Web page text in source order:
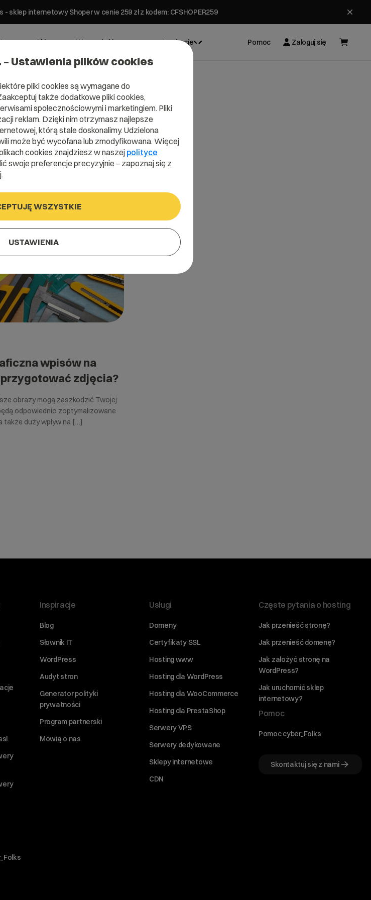
sklep internetowy Shoper w cenie 259 zł z kodem: CFSHOPER259
Sklepy Wsparcie biznesowe Inspiracje Pomoc Zaloguj się
wpisów na
przygotować zdjęcia?
obrazy mogą zaszkodzić Twojej
odpowiednio zoptymalizowane
także duży wpływ na […]
Inspiracje
Blog
Słownik IT
WordPress
Audyt stron
Generator polityki
prywatności
Program partnerski
Mówią o nas
Usługi
Domeny
Certyfikaty SSL
Hosting www
Hosting dla WordPress
Hosting dla WooCommerce
Hosting dla PrestaShop
Serwery VPS
Serwery dedykowane
Sklepy internetowe
CDN
Częste pytania o hosting
Jak przenieść stronę?
Jak przenieść domenę?
Jak założyć stronę na
WordPress?
Jak uruchomić sklep
internetowy?
Pomoc
Pomoc cyber_Folks
Skontaktuj się z nami
– Ustawienia plików cookies
pliki cookies są wymagane do
także dodatkowe pliki cookies,
społecznościowymi i marketingiem. Pliki
reklam. Dzięki nim otrzymasz najlepsze
którą stale doskonalimy. Udzielona
może być wycofana lub zmodyfikowana. Więcej
cookies znajdziesz w naszej polityce
swoje preferencje precyzyjnie – zapoznaj się z
WSZYSTKIE
USTAWIENIA